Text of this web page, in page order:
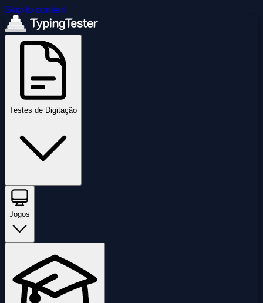
Skip to content
Testes de Digitação
Jogos